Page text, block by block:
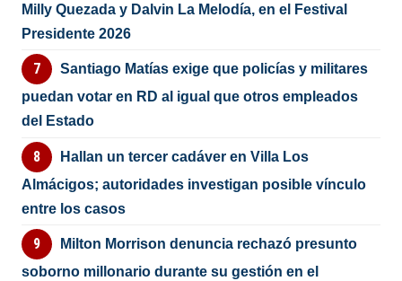
Milly Quezada y Dalvin La Melodía, en el Festival
Presidente 2026
Santiago Matías exige que policías y militares
puedan votar en RD al igual que otros empleados
del Estado
Hallan un tercer cadáver en Villa Los
Almácigos; autoridades investigan posible vínculo
entre los casos
Milton Morrison denuncia rechazó presunto
soborno millonario durante su gestión en el